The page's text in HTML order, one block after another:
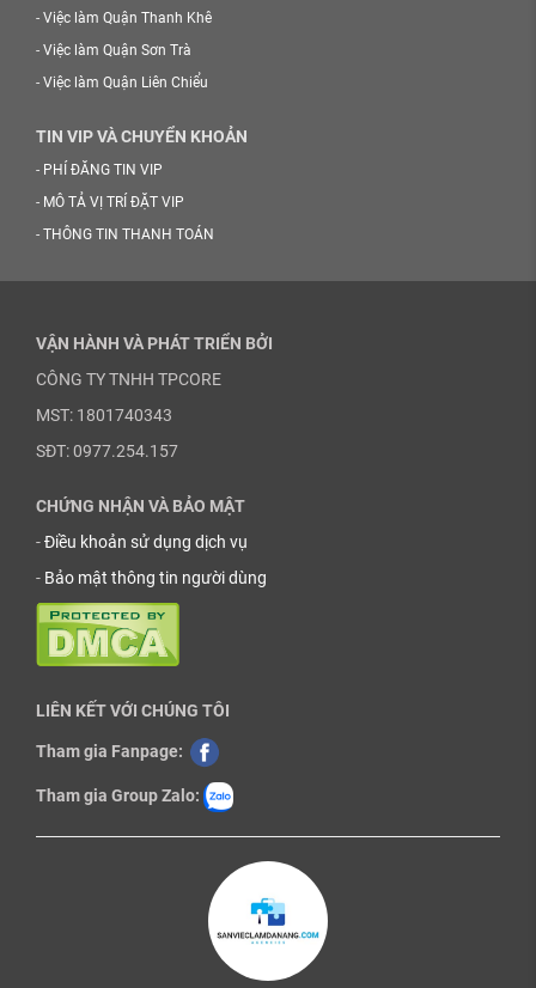
- Việc làm Quận Thanh Khê
- Việc làm Quận Sơn Trà
- Việc làm Quận Liên Chiểu
TIN VIP VÀ CHUYỂN KHOẢN
- PHÍ ĐĂNG TIN VIP
- MÔ TẢ VỊ TRÍ ĐẶT VIP
- THÔNG TIN THANH TOÁN
VẬN HÀNH VÀ PHÁT TRIỂN BỞI
CÔNG TY TNHH TPCORE
MST: 1801740343
SĐT: 0977.254.157
CHỨNG NHẬN VÀ BẢO MẬT
-Điều khoản sử dụng dịch vụ
- Bảo mật thông tin người dùng
LIÊN KẾT VỚI CHÚNG TÔI
Tham gia Fanpage:
Tham gia Group Zalo: